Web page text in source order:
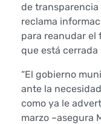
e
d
e
i
n
de
reclama
para reanudar el
que está cerrada
“El gobierno
ante la
como ya le
marzo –asegura